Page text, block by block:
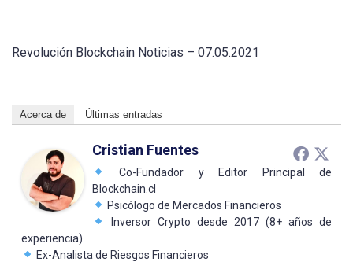
Revolución Blockchain Noticias – 07.05.2021
Acerca de Últimas entradas
Cristian Fuentes
Co-Fundador y Editor Principal de
Blockchain.cl
Psicólogo de Mercados Financieros
Inversor Crypto desde 2017 (8+ años de
experiencia)
Ex-Analista de Riesgos Financieros